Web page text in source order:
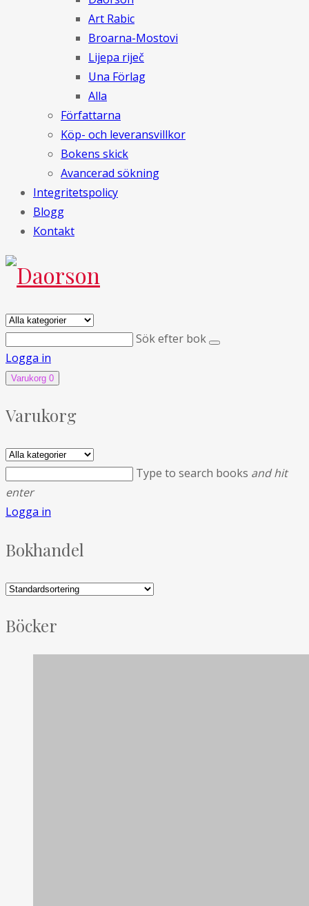
Art Rabic
Broarna-Mostovi
Lijepa riječ
Una Förlag
Alla
Författarna
Köp- och leveransvillkor
Bokens skick
Avancerad sökning
Integritetspolicy
Blogg
Kontakt
Sök efter bok
Logga in
Varukorg 0
Varukorg
Type to search books and hit
enter
Logga in
Bokhandel
Böcker